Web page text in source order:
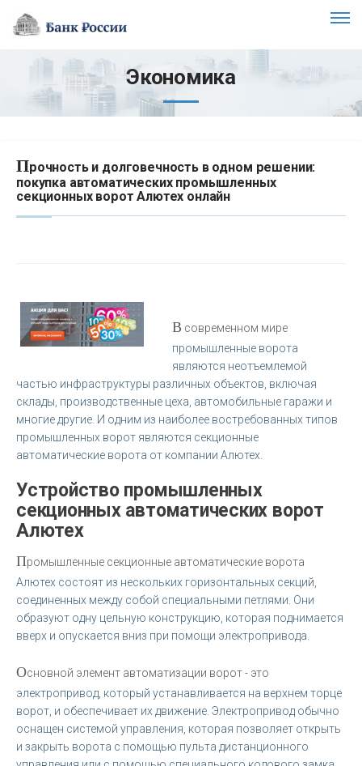
Экономика
Прочность и долговечность в одном решении:
покупка автоматических промышленных
секционных ворот Алютех онлайн
В современном мире
промышленные ворота
являются неотъемлемой
частью инфраструктуры различных объектов, включая
склады, производственные цеха, автомобильные гаражи и
многие другие. И одним из наиболее востребованных типов
промышленных ворот являются секционные
автоматические ворота от компании Алютех.
Устройство промышленных
секционных автоматических ворот
Алютех
Промышленные секционные автоматические ворота
Алютех состоят из нескольких горизонтальных секций,
соединенных между собой специальными петлями. Они
образуют одну цельную конструкцию, которая поднимается
вверх и опускается вниз при помощи электропривода.
Основной элемент автоматизации ворот - это
электропривод, который устанавливается на верхнем торце
ворот, и обеспечивает их движение. Электропривод обычно
оснащен системой управления, которая позволяет открыть
и закрыть ворота с помощью пульта дистанционного